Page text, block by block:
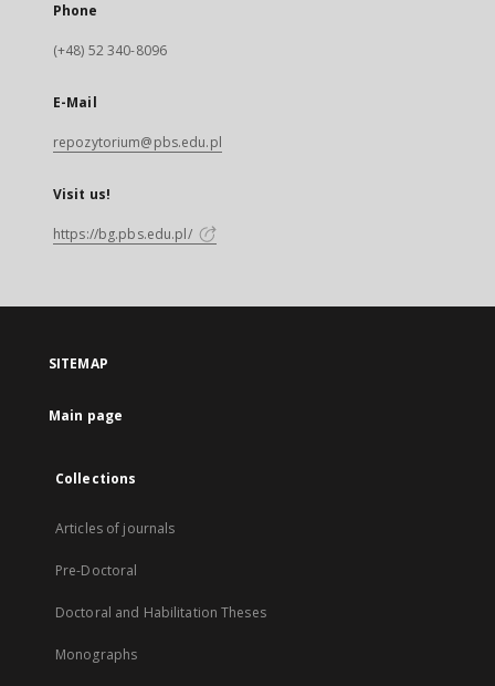
Phone
(+48) 52 340-8096
E-Mail
repozytorium@pbs.edu.pl
Visit us!
https://bg.pbs.edu.pl/
SITEMAP
Main page
Collections
Articles of journals
Pre-Doctoral
Doctoral and Habilitation Theses
Monographs